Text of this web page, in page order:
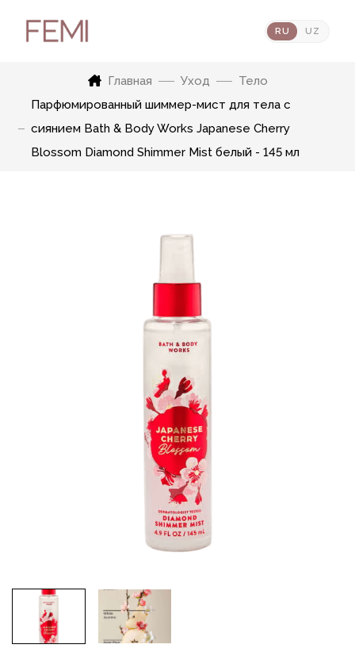
RU UZ
Главная Уход
Тело
Парфюмированный шиммер-мист для тела с
сиянием Bath & Body Works Japanese Cherry
Blossom Diamond Shimmer Mist белый - 145 мл